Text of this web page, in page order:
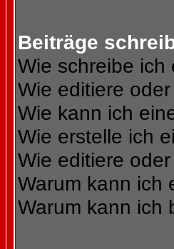
Beiträge
Wie schreibe ich
Wie editiere
Wie kann ich
Wie erstelle ich
Wie editiere
Warum kann ich
Warum kann ich